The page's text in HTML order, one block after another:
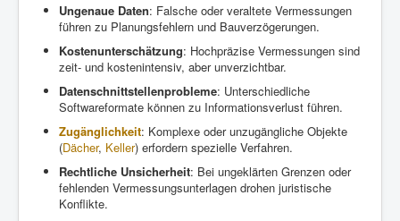
Ungenaue Daten: Falsche oder veraltete Vermessungen
führen zu Planungsfehlern und Bauverzögerungen.
Kostenunterschätzung: Hochpräzise Vermessungen sind
zeit- und kostenintensiv, aber unverzichtbar.
Datenschnittstellenprobleme: Unterschiedliche
Softwareformate können zu Informationsverlust führen.
Zugänglichkeit: Komplexe oder unzugängliche Objekte
(Dächer, Keller) erfordern spezielle Verfahren.
Rechtliche Unsicherheit: Bei ungeklärten Grenzen oder
fehlenden Vermessungsunterlagen drohen juristische
Konflikte.